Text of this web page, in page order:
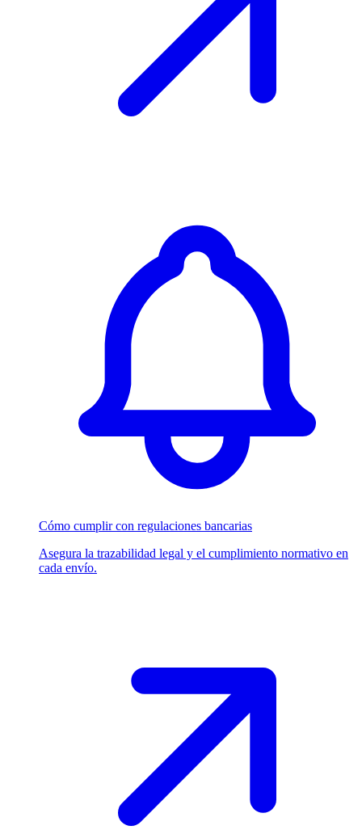
Cómo cumplir con regulaciones bancarias
Asegura la trazabilidad legal y el cumplimiento normativo en
cada envío.